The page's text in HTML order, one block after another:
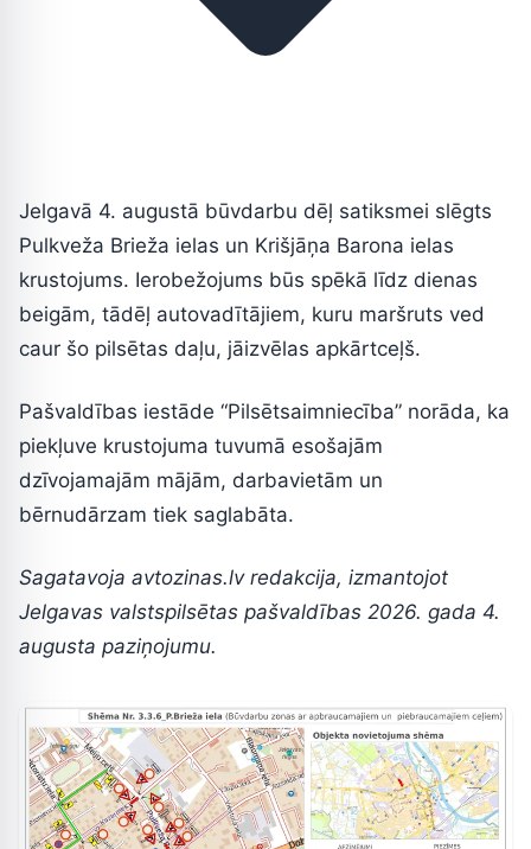
Jelgavā 4. augustā būvdarbu dēļ satiksmei slēgts
Pulkveža Brieža ielas un Krišjāņa Barona ielas
krustojums. Ierobežojums būs spēkā līdz dienas
beigām, tādēļ autovadītājiem, kuru maršruts ved
caur šo pilsētas daļu, jāizvēlas apkārtceļš.
Pašvaldības iestāde “Pilsētsaimniecība” norāda, ka
piekļuve krustojuma tuvumā esošajām
dzīvojamajām mājām, darbavietām un
bērnudārzam tiek saglabāta.
Sagatavoja avtozinas.lv redakcija, izmantojot
Jelgavas valstspilsētas pašvaldības 2026. gada 4.
augusta paziņojumu.